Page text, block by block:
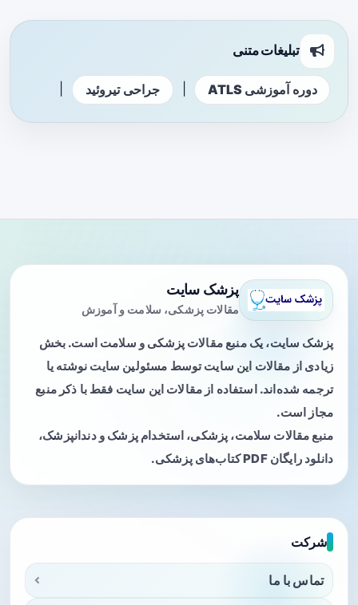
تبلیغات متنی
دوره آموزشی ATLS جراحی تیروئید
پزشک سایت
مقالات پزشکی، سلامت و آموزش
پزشک سایت، یک منبع مقالات پزشکی و سلامت است. بخش
زیادی از مقالات این سایت توسط مسئولین سایت نوشته یا
ترجمه شده‌اند. استفاده از مقالات این سایت فقط با ذکر منبع
مجاز است.
منبع مقالات سلامت، پزشکی، استخدام پزشک و دندانپزشک،
دانلود رایگان PDF کتاب‌های پزشکی.
شرکت
تماس با ما